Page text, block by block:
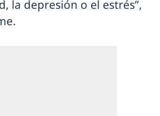
la depresión o el estrés”,